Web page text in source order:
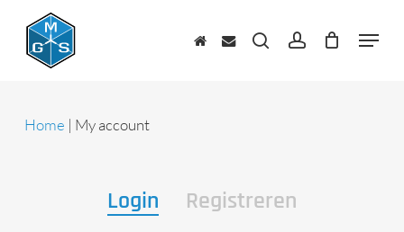
content
zoekenaccount Menu
Home | My account
Login Registreren